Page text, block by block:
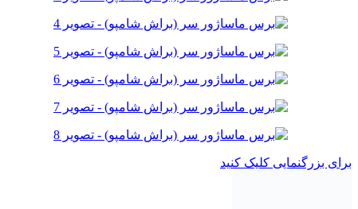
برای بزرگنمایی کلیک کنید